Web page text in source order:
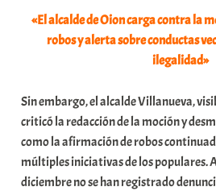
«El alcalde de Oion carga contra la
robos y alerta sobre conductas
ilegalidad»
Sin embargo, el alcalde Villanueva,
criticó la redacción de la moción y
como la afirmación de robos
múltiples iniciativas de los populares.
diciembre no se han registrado